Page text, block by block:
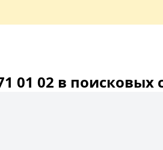
01 02 в поисковых